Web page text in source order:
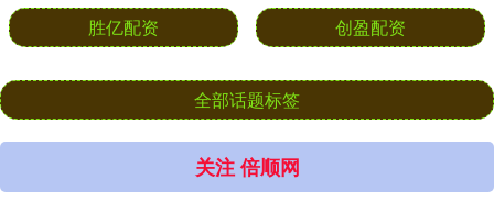
胜亿配资 创盈配资
全部话题标签
关注 倍顺网